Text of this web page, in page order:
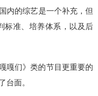
内的综艺是一个补充，但
标准、培养体系，以及后
嘎们》类的节目更重要的
面。